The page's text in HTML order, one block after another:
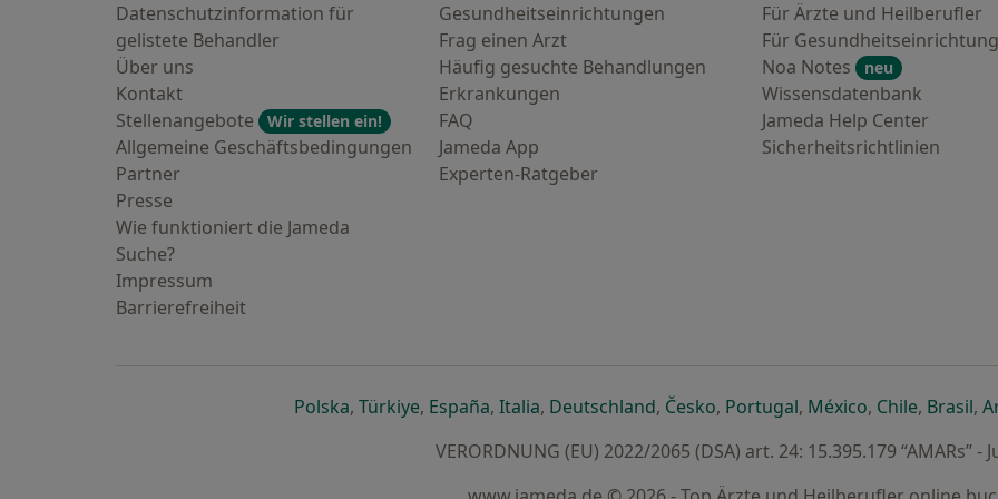
Datenschutzinformation für
gelistete Behandler
Über uns
Kontakt
Stellenangebote
Wir stellen ein!
Allgemeine Geschäftsbedingungen
Partner
Presse
Wie funktioniert die Jameda
Suche?
Impressum
Barrierefreiheit
Gesundheitseinrichtungen
Frag einen Arzt
Häufig gesuchte Behandlungen
Erkrankungen
FAQ
Jameda App
Experten-Ratgeber
Für Ärzte und Heilberufler
Für
Noa Notes
neu
Wissensdatenbank
Jameda Help Center
Sicherheitsrichtlinien
Polskaöffnet in einer neuen Registerkarte
, Türkiyeöffnet in einer neuen Registerkarte
, Españaöffnet in einer neuen Registerkarte
, Italiaöffnet in einer neuen Registerkarte
, Deutschlandöffnet in einer neuen Registerkarte
, Českoöffnet in einer neuen
, Portugalöffnet in einer neuen
, Méxicoöffnet in einer
, Chileöffnet in
, Brasil,
VERORDNUNG (EU) 2022/2065 (DSA) art. 24: 15.395.179 “AMARs” -